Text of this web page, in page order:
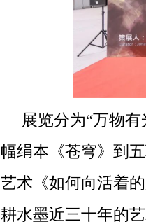
展览分为“万物
幅绢本《苍穹》到
艺术《如何向活着
耕水墨近三十年的